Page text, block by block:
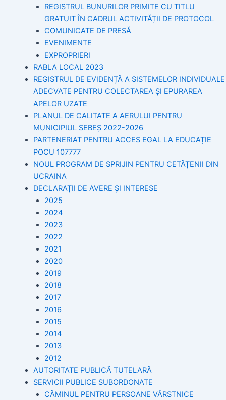
REGISTRUL BUNURILOR PRIMITE CU TITLU
GRATUIT ÎN CADRUL ACTIVITĂȚII DE PROTOCOL
COMUNICATE DE PRESĂ
EVENIMENTE
EXPROPRIERI
RABLA LOCAL 2023
REGISTRUL DE EVIDENȚĂ A SISTEMELOR INDIVIDUALE
ADECVATE PENTRU COLECTAREA ȘI EPURAREA
APELOR UZATE
PLANUL DE CALITATE A AERULUI PENTRU
MUNICIPIUL SEBEȘ 2022-2026
PARTENERIAT PENTRU ACCES EGAL LA EDUCAȚIE
POCU 107777
NOUL PROGRAM DE SPRIJIN PENTRU CETĂȚENII DIN
UCRAINA
DECLARAȚII DE AVERE ȘI INTERESE
2025
2024
2023
2022
2021
2020
2019
2018
2017
2016
2015
2014
2013
2012
AUTORITATE PUBLICĂ TUTELARĂ
SERVICII PUBLICE SUBORDONATE
CĂMINUL PENTRU PERSOANE VÂRSTNICE